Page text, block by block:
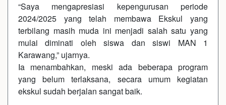
“Saya mengapresiasi kepengurusan periode
2024/2025 yang telah membawa Ekskul yang
terbilang masih muda ini menjadi salah satu yang
mulai diminati oleh siswa dan siswi MAN 1
Karawang,” ujarnya.
Ia menambahkan, meski ada beberapa program
yang belum terlaksana, secara umum kegiatan
ekskul sudah berjalan sangat baik.